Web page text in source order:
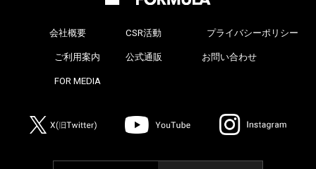
会社概要 CSR活動 プライバシーポリシー
ご利用案内 公式通販 お問い合わせ
FOR MEDIA